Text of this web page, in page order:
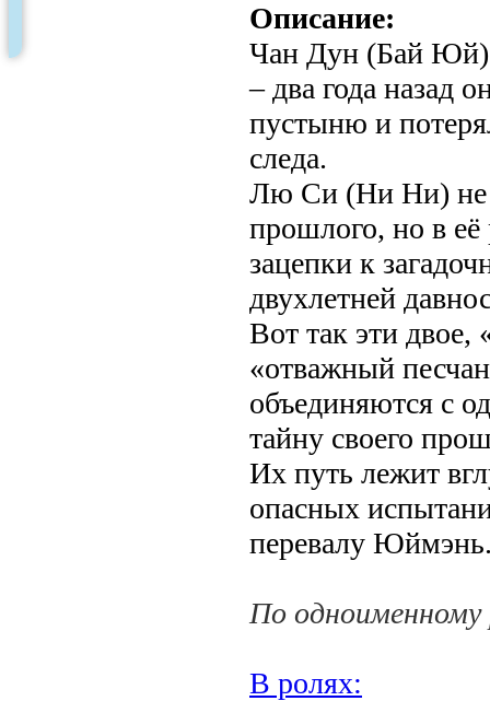
Описание:
Чан Дун (Бай Юй)
– два года назад
пустыню и
следа.
Лю Си (Ни Ни) не
прошлого, но в её
зацепки к
двухлетней
Вот так эти двое,
«отважный
объединяются с
тайну своего
Их путь лежит
опасных
перевалу
По одноименному
В ролях: